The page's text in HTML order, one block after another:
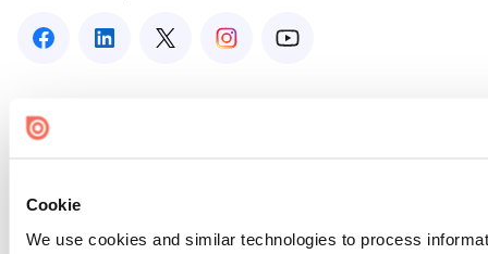
Cookie
We use cookies and similar technologies to process